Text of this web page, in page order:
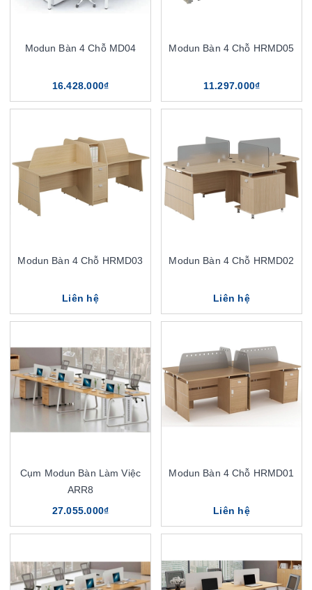
Modun Bàn 4 Chỗ MD04
16.428.000₫
Modun Bàn 4 Chỗ HRMD05
11.297.000₫
Modun Bàn 4 Chỗ HRMD03
Liên hệ
Modun Bàn 4 Chỗ HRMD02
Liên hệ
Cụm Modun Bàn Làm Việc
ARR8
27.055.000₫
Modun Bàn 4 Chỗ HRMD01
Liên hệ